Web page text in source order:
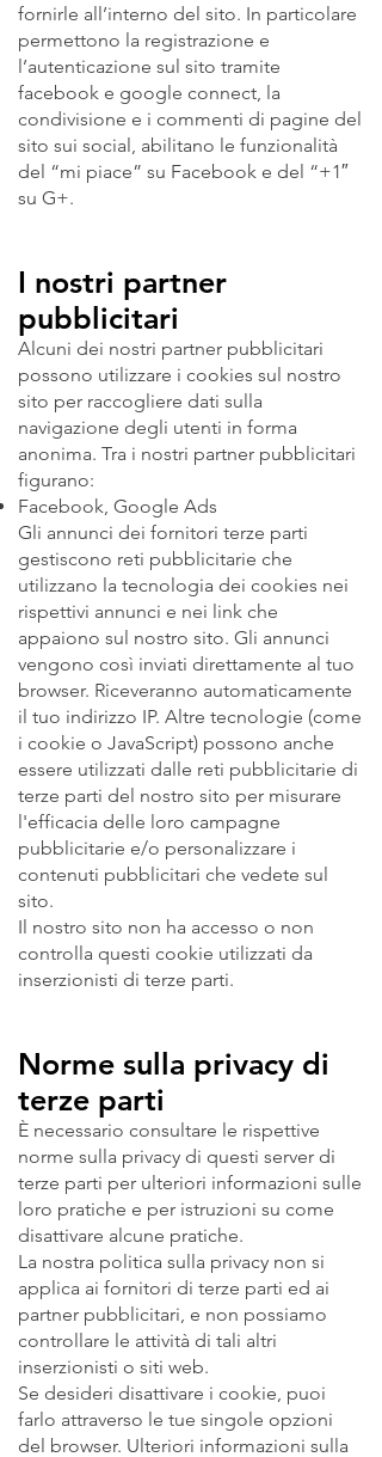
fornirle all’interno del sito. In particolare
permettono la registrazione e
l’autenticazione sul sito tramite
facebook e google connect, la
condivisione e i commenti di pagine del
sito sui social, abilitano le funzionalità
del “mi piace” su Facebook e del “+1″
su G+.
I nostri partner
pubblicitari
Alcuni dei nostri partner pubblicitari
possono utilizzare i cookies sul nostro
sito per raccogliere dati sulla
navigazione degli utenti in forma
anonima. Tra i nostri partner pubblicitari
figurano:
Facebook, Google Ads
Gli annunci dei fornitori terze parti
gestiscono reti pubblicitarie che
utilizzano la tecnologia dei cookies nei
rispettivi annunci e nei link che
appaiono sul nostro sito. Gli annunci
vengono così inviati direttamente al tuo
browser. Riceveranno automaticamente
il tuo indirizzo IP. Altre tecnologie (come
i cookie o JavaScript) possono anche
essere utilizzati dalle reti pubblicitarie di
terze parti del nostro sito per misurare
l'efficacia delle loro campagne
pubblicitarie e/o personalizzare i
contenuti pubblicitari che vedete sul
sito.
Il nostro sito non ha accesso o non
controlla questi cookie utilizzati da
inserzionisti di terze parti.
Norme sulla privacy di
terze parti
È necessario consultare le rispettive
norme sulla privacy di questi server di
terze parti per ulteriori informazioni sulle
loro pratiche e per istruzioni su come
disattivare alcune pratiche.
La nostra politica sulla privacy non si
applica ai fornitori di terze parti ed ai
partner pubblicitari, e non possiamo
controllare le attività di tali altri
inserzionisti o siti web.
Se desideri disattivare i cookie, puoi
farlo attraverso le tue singole opzioni
del browser. Ulteriori informazioni sulla